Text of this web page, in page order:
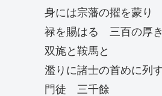
身には宗藩の擢を蒙り
禄を賜はる 三百の厚
双旄と鞍馬と
濫りに諸士の首めに列
門徒 三千餘